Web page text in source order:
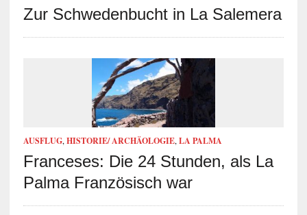
Zur Schwedenbucht in La Salemera
AUSFLUG, HISTORIE/ ARCHÄOLOGIE, LA PALMA
Franceses: Die 24 Stunden, als La
Palma Französisch war